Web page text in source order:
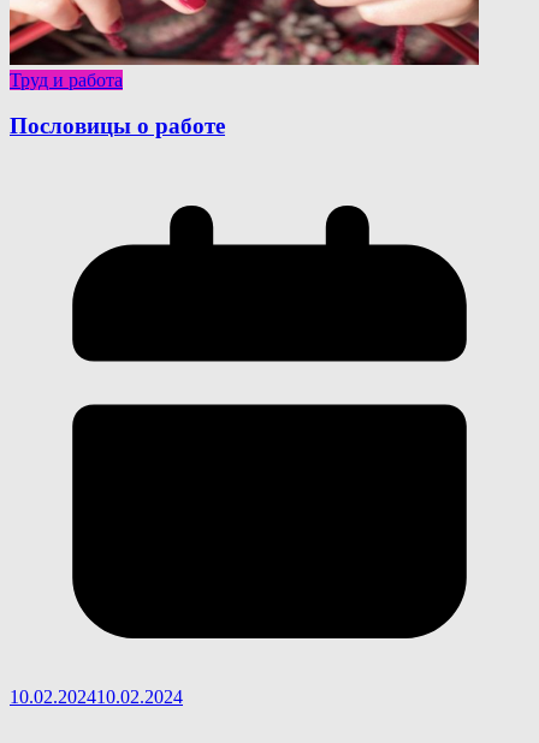
Труд и работа
Пословицы о работе
10.02.202410.02.2024